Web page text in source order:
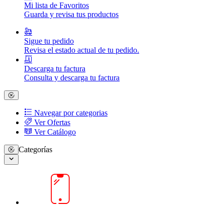
Mi lista de Favoritos
Guarda y revisa tus productos
Sigue tu pedido
Revisa el estado actual de tu pedido.
Descarga tu factura
Consulta y descarga tu factura
Navegar por categorias
Ver Ofertas
Ver Catálogo
Categorías